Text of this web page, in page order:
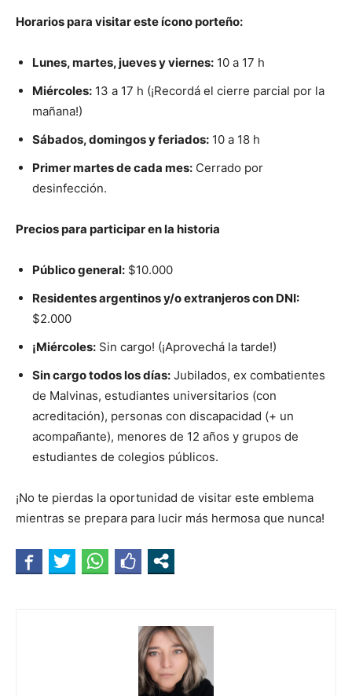
Horarios para visitar este ícono porteño:
Lunes, martes, jueves y viernes: 10 a 17 h
Miércoles: 13 a 17 h (¡Recordá el cierre parcial por la
mañana!)
Sábados, domingos y feriados: 10 a 18 h
Primer martes de cada mes: Cerrado por
desinfección.
Precios para participar en la historia
Público general: $10.000
Residentes argentinos y/o extranjeros con DNI:
$2.000
¡Miércoles: Sin cargo! (¡Aprovechá la tarde!)
Sin cargo todos los días: Jubilados, ex combatientes
de Malvinas, estudiantes universitarios (con
acreditación), personas con discapacidad (+ un
acompañante), menores de 12 años y grupos de
estudiantes de colegios públicos.
¡No te pierdas la oportunidad de visitar este emblema
mientras se prepara para lucir más hermosa que nunca!